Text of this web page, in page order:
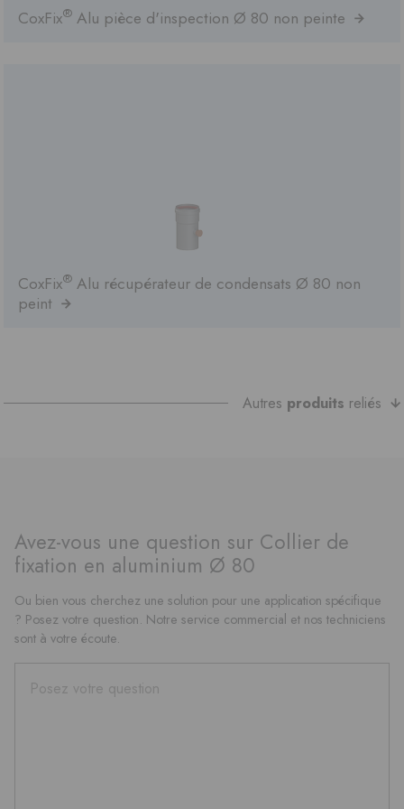
CoxFix® Alu pièce d'inspection Ø 80 non peinte
CoxFix® Alu récupérateur de condensats Ø 80 non
peint
Autres produits reliés
Avez-vous une question sur Collier de
fixation en aluminium Ø 80
Ou bien vous cherchez une solution pour une application spécifique
? Posez votre question. Notre service commercial et nos techniciens
sont à votre écoute.